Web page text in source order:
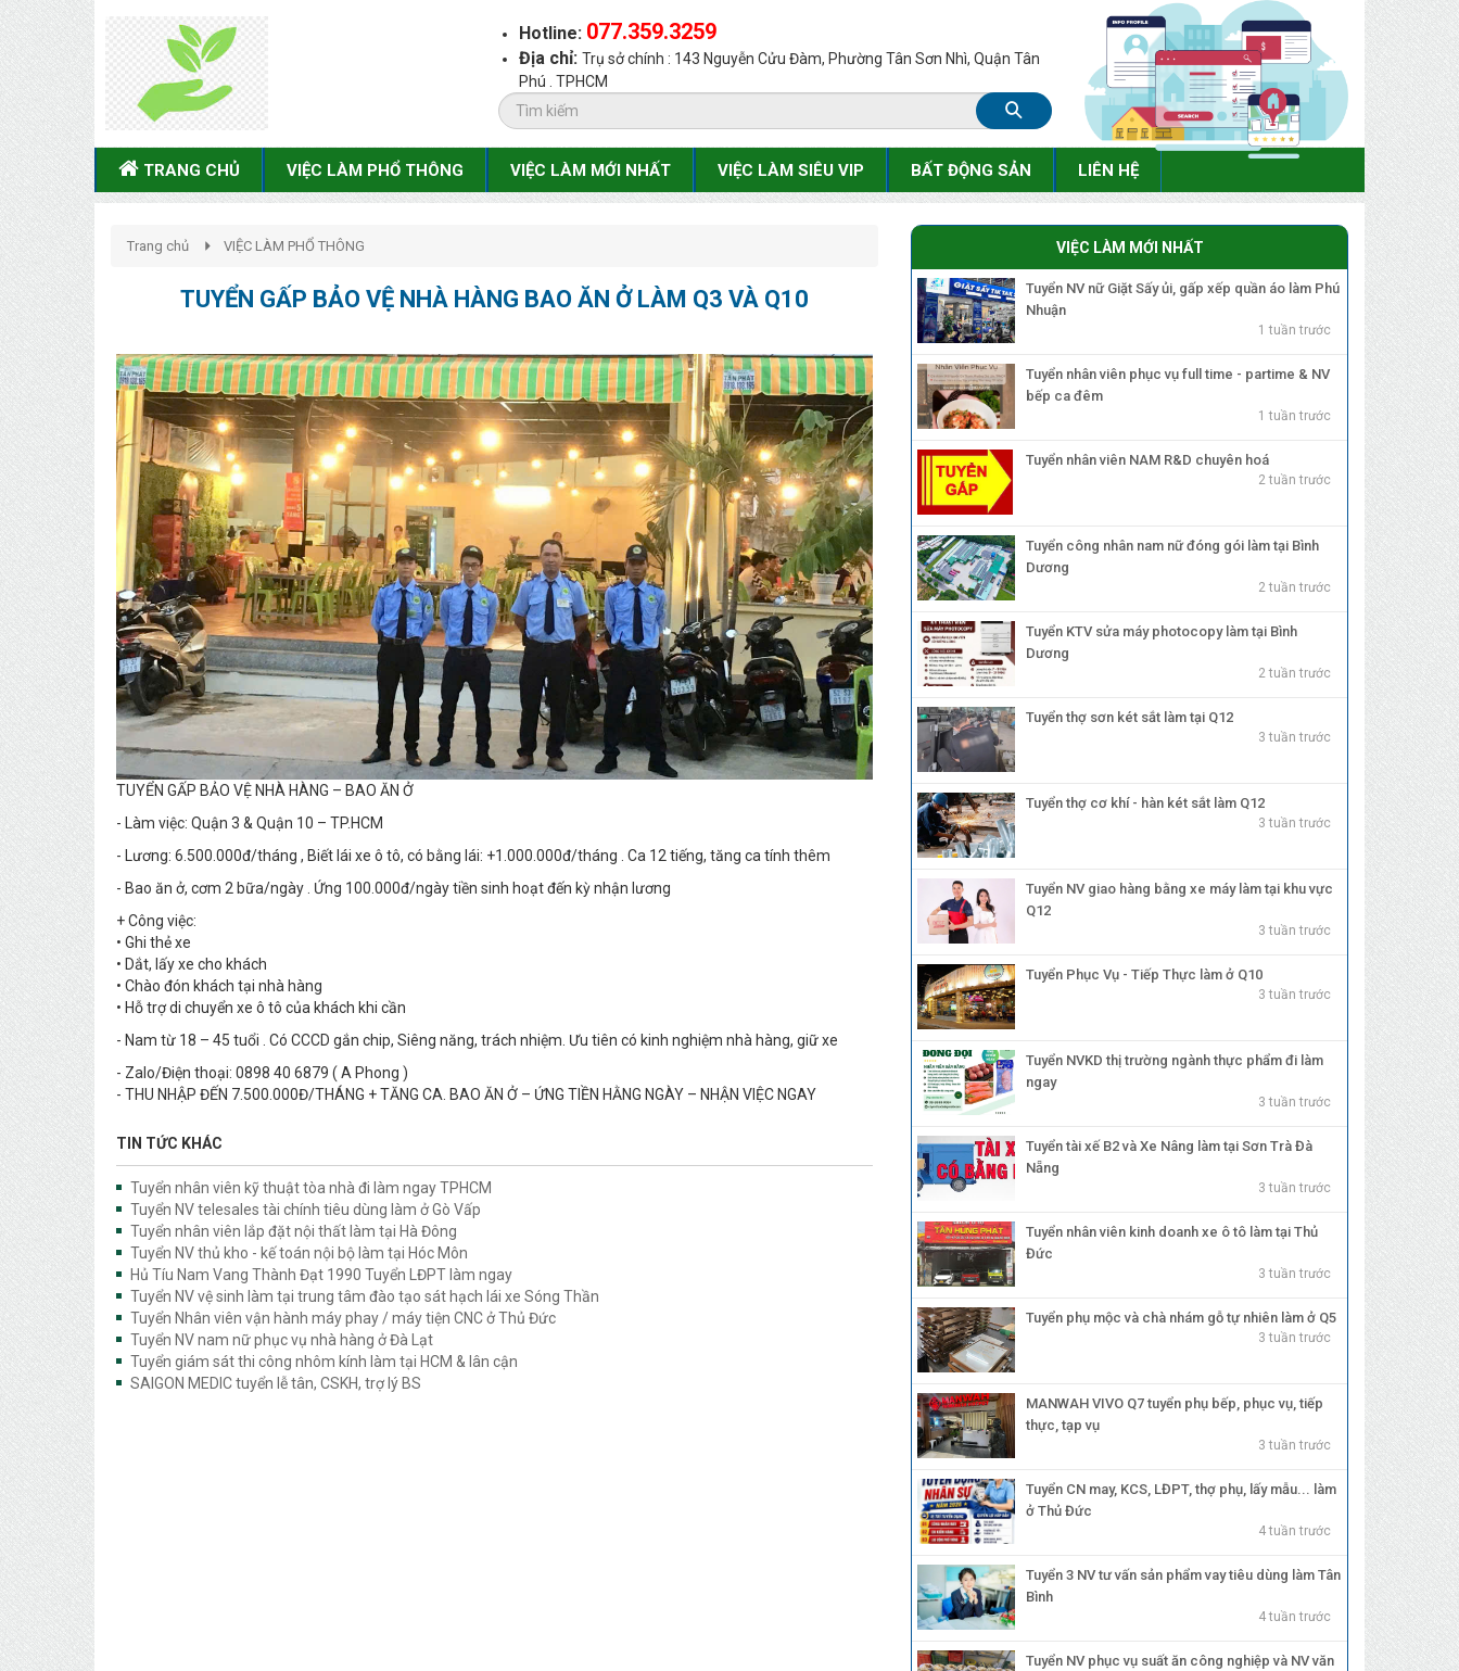
Hotline: 077.359.3259
Địa chỉ: Trụ sở chính : 143 Nguyễn Cửu Đàm, Phường Tân Sơn Nhì, Quận Tân
Phú . TPHCM
TRANG CHỦ VIỆC LÀM PHỔ THÔNG VIỆC LÀM MỚI NHẤT VIỆC LÀM SIÊU VIP BẤT ĐỘNG SẢN LIÊN HỆ
Trang chủ VIỆC LÀM PHỔ THÔNG
TUYỂN GẤP BẢO VỆ NHÀ HÀNG BAO ĂN Ở LÀM Q3 VÀ Q10
TUYỂN GẤP BẢO VỆ NHÀ HÀNG – BAO ĂN Ở
- Làm việc: Quận 3 & Quận 10 – TP.HCM
- Lương: 6.500.000đ/tháng , Biết lái xe ô tô, có bằng lái: +1.000.000đ/tháng . Ca 12 tiếng, tăng ca tính thêm
- Bao ăn ở, cơm 2 bữa/ngày . Ứng 100.000đ/ngày tiền sinh hoạt đến kỳ nhận lương
+ Công việc:
• Ghi thẻ xe
• Dắt, lấy xe cho khách
• Chào đón khách tại nhà hàng
• Hỗ trợ di chuyển xe ô tô của khách khi cần
- Nam từ 18 – 45 tuổi . Có CCCD gắn chip, Siêng năng, trách nhiệm. Ưu tiên có kinh nghiệm nhà hàng, giữ xe
- Zalo/Điện thoại: 0898 40 6879 ( A Phong )
- THU NHẬP ĐẾN 7.500.000Đ/THÁNG + TĂNG CA. BAO ĂN Ở – ỨNG TIỀN HẰNG NGÀY – NHẬN VIỆC NGAY
TIN TỨC KHÁC
Tuyển nhân viên kỹ thuật tòa nhà đi làm ngay TPHCM
Tuyển NV telesales tài chính tiêu dùng làm ở Gò Vấp
Tuyển nhân viên lắp đặt nội thất làm tại Hà Đông
Tuyển NV thủ kho - kế toán nội bộ làm tại Hóc Môn
Hủ Tíu Nam Vang Thành Đạt 1990 Tuyển LĐPT làm ngay
Tuyển NV vệ sinh làm tại trung tâm đào tạo sát hạch lái xe Sóng Thần
Tuyển Nhân viên vận hành máy phay / máy tiện CNC ở Thủ Đức
Tuyển NV nam nữ phục vụ nhà hàng ở Đà Lạt
Tuyển giám sát thi công nhôm kính làm tại HCM & lân cận
SAIGON MEDIC tuyển lễ tân, CSKH, trợ lý BS
VIỆC LÀM MỚI NHẤT
Tuyển NV nữ Giặt Sấy ủi, gấp xếp quần áo làm Phú
Nhuận
1 tuần trước
Tuyển nhân viên phục vụ full time - partime & NV
bếp ca đêm
1 tuần trước
Tuyển nhân viên NAM R&D chuyên hoá
2 tuần trước
Tuyển công nhân nam nữ đóng gói làm tại Bình
Dương
2 tuần trước
Tuyển KTV sửa máy photocopy làm tại Bình
Dương
2 tuần trước
Tuyển thợ sơn két sắt làm tại Q12
3 tuần trước
Tuyển thợ cơ khí - hàn két sắt làm Q12
3 tuần trước
Tuyển NV giao hàng bằng xe máy làm tại khu vực
Q12
3 tuần trước
Tuyển Phục Vụ - Tiếp Thực làm ở Q10
3 tuần trước
Tuyển NVKD thị trường ngành thực phẩm đi làm
ngay
3 tuần trước
Tuyển tài xế B2 và Xe Nâng làm tại Sơn Trà Đà
Nẵng
3 tuần trước
Tuyển nhân viên kinh doanh xe ô tô làm tại Thủ
Đức
3 tuần trước
Tuyển phụ mộc và chà nhám gỗ tự nhiên làm ở Q5
3 tuần trước
MANWAH VIVO Q7 tuyển phụ bếp, phục vụ, tiếp
thực, tạp vụ
3 tuần trước
Tuyển CN may, KCS, LĐPT, thợ phụ, lấy mẫu... làm
ở Thủ Đức
4 tuần trước
Tuyển 3 NV tư vấn sản phẩm vay tiêu dùng làm Tân
Bình
4 tuần trước
Tuyển NV phục vụ suất ăn công nghiệp và NV văn